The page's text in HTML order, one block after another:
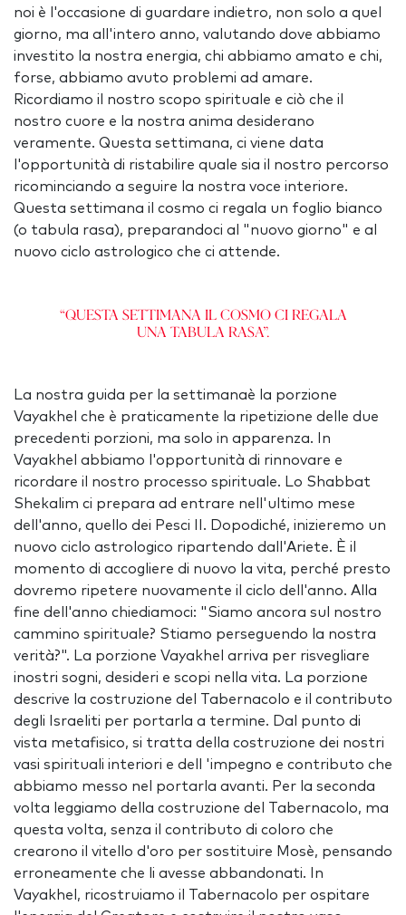
noi è l'occasione di guardare indietro, non solo a quel
giorno, ma all'intero anno, valutando dove abbiamo
investito la nostra energia, chi abbiamo amato e chi,
forse, abbiamo avuto problemi ad amare.
Ricordiamo il nostro scopo spirituale e ciò che il
nostro cuore e la nostra anima desiderano
veramente. Questa settimana, ci viene data
l'opportunità di ristabilire quale sia il nostro percorso
ricominciando a seguire la nostra voce interiore.
Questa settimana il cosmo ci regala un foglio bianco
(o tabula rasa), preparandoci al "nuovo giorno" e al
nuovo ciclo astrologico che ci attende.
“Questa settimana il cosmo ci regala
una tabula rasa”.
La nostra guida per la settimanaè la porzione
Vayakhel che è praticamente la ripetizione delle due
precedenti porzioni, ma solo in apparenza. In
Vayakhel abbiamo l'opportunità di rinnovare e
ricordare il nostro processo spirituale. Lo Shabbat
Shekalim ci prepara ad entrare nell'ultimo mese
dell'anno, quello dei Pesci II. Dopodiché, inizieremo un
nuovo ciclo astrologico ripartendo dall'Ariete. È il
momento di accogliere di nuovo la vita, perché presto
dovremo ripetere nuovamente il ciclo dell'anno. Alla
fine dell'anno chiediamoci: "Siamo ancora sul nostro
cammino spirituale? Stiamo perseguendo la nostra
verità?". La porzione Vayakhel arriva per risvegliare
inostri sogni, desideri e scopi nella vita. La porzione
descrive la costruzione del Tabernacolo e il contributo
degli Israeliti per portarla a termine. Dal punto di
vista metafisico, si tratta della costruzione dei nostri
vasi spirituali interiori e dell 'impegno e contributo che
abbiamo messo nel portarla avanti. Per la seconda
volta leggiamo della costruzione del Tabernacolo, ma
questa volta, senza il contributo di coloro che
crearono il vitello d'oro per sostituire Mosè, pensando
erroneamente che li avesse abbandonati. In
Vayakhel, ricostruiamo il Tabernacolo per ospitare